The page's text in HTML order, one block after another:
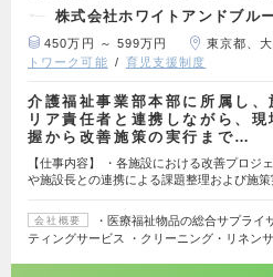
株式会社ホワイトアンドブル
450万円 ～ 599万円 東京都、
トワーク可能
育児支援制度
介護福祉事業部本部に所属し、
リア責任者と連携しながら、現
握から改善施策の実行まで…
【仕事内容】 ・各施設における改善プロジ
や施設長との連携による課題整理および施策
会社概要
・医療福祉物品の総合サプラ
ティングサービス ・クリーニング・リネン